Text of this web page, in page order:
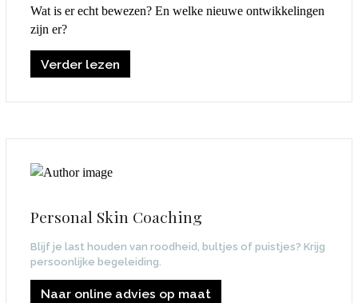
Wat is er echt bewezen? En welke nieuwe ontwikkelingen
zijn er?
Verder lezen
Personal Skin Coaching
Blijf je last houden van roodheid, bultjes of puistjes? Krijg
persoonlijke begeleiding.
Naar online advies op maat